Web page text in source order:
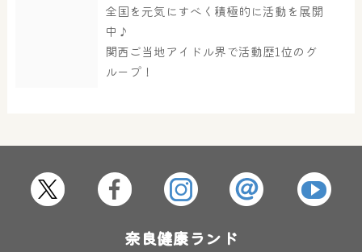
大浴場
奈良わんぱくランド
はしゃきっズ
ボディケア
全国を元気にすべく積極的に活動を展開
中♪
関西ご当地アイドル界で活動歴1位のグ
ループ！
奈良健康ランド